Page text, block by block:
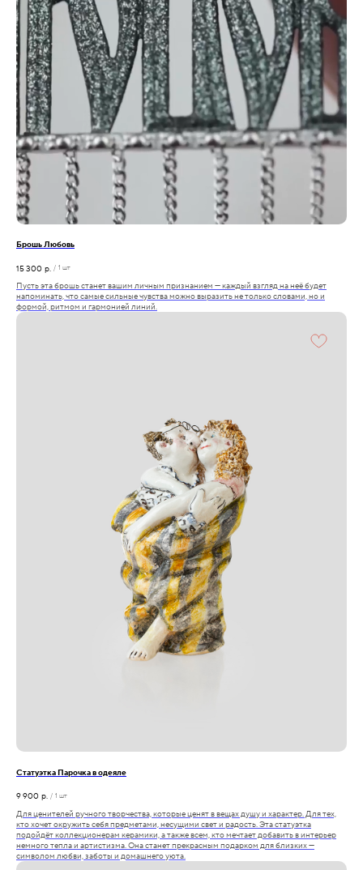
Брошь Любовь
15 300 р. / 1 шт
Пусть эта брошь станет вашим личным признанием — каждый взгляд на неё будет
напоминать, что самые сильные чувства можно выразить не только словами, но и
формой, ритмом и гармонией линий.
Статуэтка Парочка в одеяле
9 900 р. / 1 шт
Для ценителей ручного творчества, которые ценят в вещах душу и характер. Для тех,
кто хочет окружить себя предметами, несущими свет и радость. Эта статуэтка
подойдёт коллекционерам керамики, а также всем, кто мечтает добавить в интерьер
немного тепла и артистизма. Она станет прекрасным подарком для близких —
символом любви, заботы и домашнего уюта.